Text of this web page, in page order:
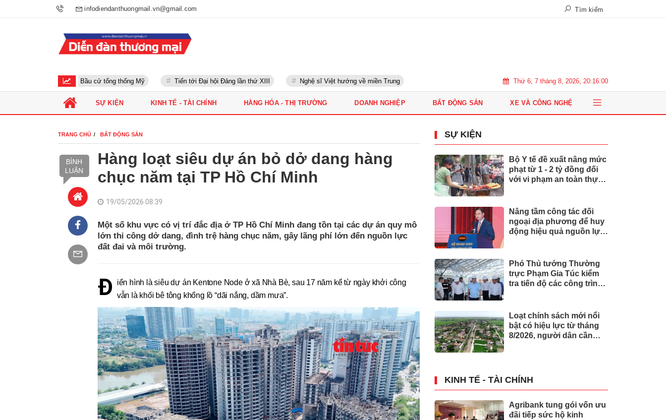
infodiendanthuongmail.vn@gmail.com Tìm kiếm
Bầu cử tổng thống Mỹ Tiến tới Đại hội Đảng lần thứ XIII Nghệ sĩ Việt hướng về miền Trung Thứ 6, 7 tháng 8, 2026, 20:16:02
SỰ KIỆN KINH TẾ - TÀI CHÍNH HÀNG HÓA - THỊ TRƯỜNG DOANH NGHIỆP BẤT ĐỘNG SẢN XE VÀ CÔNG NGHỆ
TRANG CHỦ BẤT ĐỘNG SẢN
BÌNH
LUẬN
Hàng loạt siêu dự án bỏ dở dang hàng
chục năm tại TP Hồ Chí Minh
19/05/2026 08:39
Một số khu vực có vị trí đắc địa ở TP Hồ Chí Minh đang tồn tại các dự án quy mô
lớn thi công dở dang, đình trệ hàng chục năm, gây lãng phí lớn đến nguồn lực
đất đai và môi trường.
Đ
iển hình là siêu dự án Kentone Node ở xã Nhà Bè, sau 17 năm kể từ ngày khởi công
vẫn là khối bê tông khổng lồ “dãi nắng, dầm mưa”.
SỰ KIỆN
Bộ Y tế đề xuất nâng mức
phạt từ 1 - 2 tỷ đồng đối
với vi phạm an toàn thực
Nâng tầm công tác đối
ngoại địa phương để huy
động hiệu quả nguồn lực
Phó Thủ tướng Thường
trực Phạm Gia Túc kiểm
tra tiến độ các công trình
Loạt chính sách mới nổi
bật có hiệu lực từ tháng
8/2026, người dân cần
KINH TẾ - TÀI CHÍNH
Agribank tung gói vốn ưu
đãi tiếp sức hộ kinh